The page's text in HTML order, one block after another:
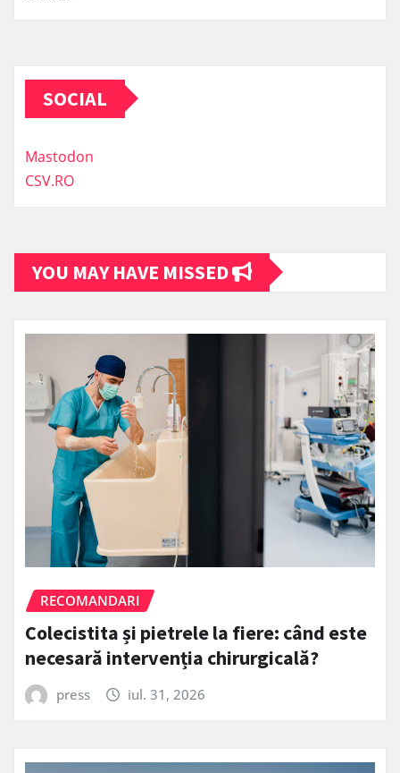
SOCIAL
Mastodon
CSV.RO
YOU MAY HAVE MISSED
RECOMANDARI
Colecistita și pietrele la fiere: când este
necesară intervenția chirurgicală?
press iul. 31, 2026